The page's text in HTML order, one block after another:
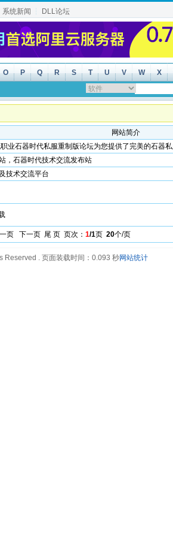
系统新闻 ┆ DLL论坛
O P Q R S T U V W X
网站简介
业石器时代私服重制版论坛为您提供了完美的石器私
，石器时代技术交流发布站
技术交流平台
页 下一页 尾 页 页次： 1/1页 20个/页
Reserved . 页面装载时间：0.093 秒网站统计